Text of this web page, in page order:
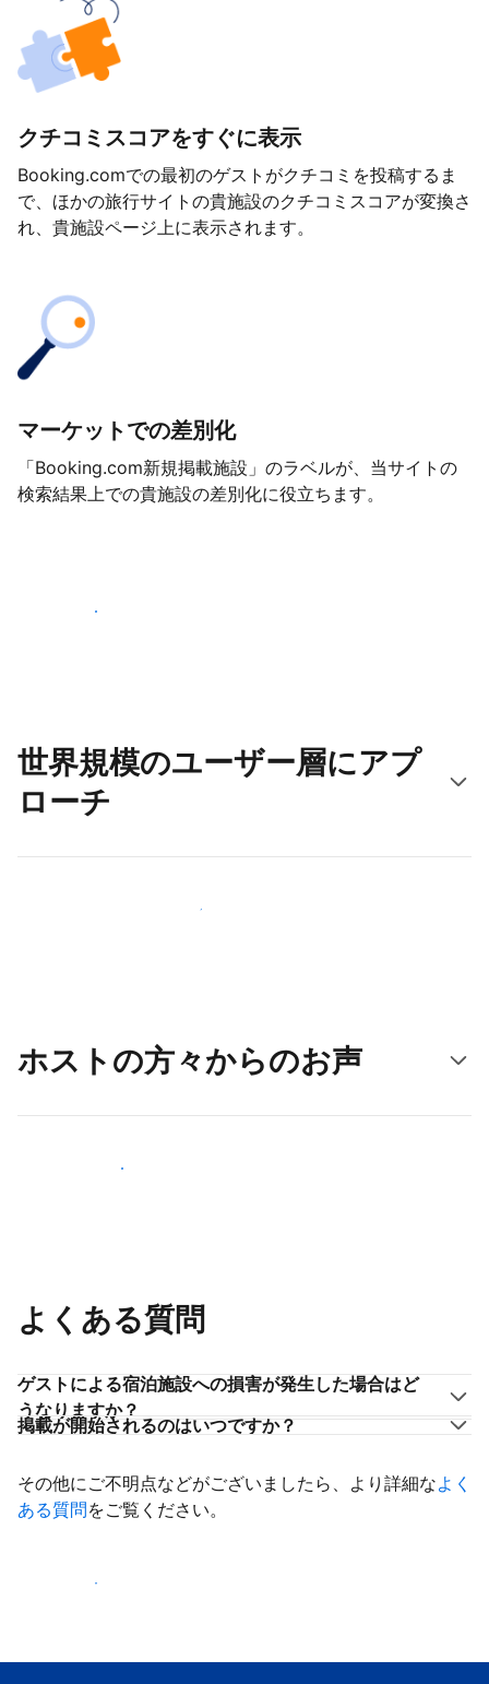
クチコミスコアをすぐに表示
Booking.comでの最初のゲストがクチコミを投稿するま
で、ほかの旅行サイトの貴施設のクチコミスコアが変換さ
れ、貴施設ページ上に表示されます。
マーケットでの差別化
「Booking.com新規掲載施設」のラベルが、当サイトの
検索結果上での貴施設の差別化に役立ちます。
さっそく始める
世界規模のユーザー層にアプ
ローチ
新しいユーザー層に今すぐアプローチする
ホストの方々からのお声
ホストとして登録する
よくある質問
ゲストによる宿泊施設への損害が発生した場合はど
うなりますか？
掲載が開始されるのはいつですか？
その他にご不明点などがございましたら、より詳細なよく
ある質問をご覧ください。
掲載を開始する